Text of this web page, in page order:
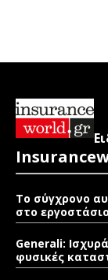
Το σύγχρονο
στο εργοστάσιο
Generali:
φυσικές